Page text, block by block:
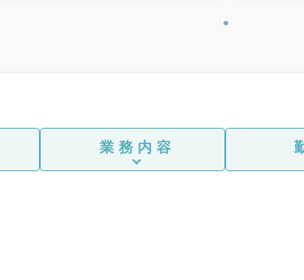
業務内容